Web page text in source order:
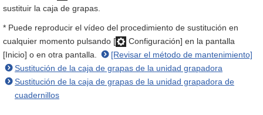
sustituir la caja de grapas.
* Puede reproducir el vídeo del procedimiento de sustitución en
cualquier momento pulsando [
Configuración] en la pantalla
[Inicio] o en otra pantalla.
[Revisar el método de mantenimiento]
Sustitución de la caja de grapas de la unidad grapadora
Sustitución de la caja de grapas de la unidad grapadora de
cuadernillos